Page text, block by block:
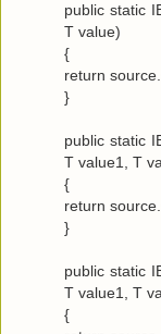
public static
T value)
{
return
}
public static
T value1, T
{
return
}
public static
T value1, T
{